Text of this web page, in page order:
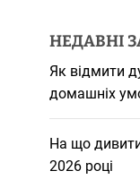
НЕДАВНІ
Як відмити
домашніх
На що
2026 році